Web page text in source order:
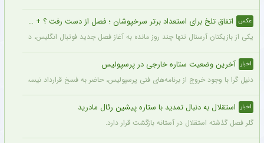
عکس اتفاق تلخ برای استعداد برتر سرخپوشان ؛ فصل از دست رفت ؟ + عکس
یکی از بازیکنان آرسنال تنها چند روز مانده به آغاز فصل جدید فوتبال انگلیس، دچار
اخبار آخرین وضعیت ستاره خارجی در پرسپولیس
دنیل گرا با وجود خروج از برنامه‌های فنی پرسپولیس، حاضر به فسخ قرارداد نیست.
اخبار استقلال به دنبال تمدید با ستاره پیشین رئال مادرید
گلر فصل گذشته استقلال در آستانه بازگشت قرار دارد.